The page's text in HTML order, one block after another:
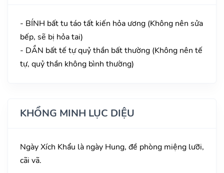
- BÍNH bất tu táo tất kiến hỏa ương (Không nên sửa
bếp, sẽ bị hỏa tai)
- DẦN bất tế tự quỷ thần bất thường (Không nên tế
tự, quỷ thần không bình thường)
KHỔNG MINH LỤC DIỆU
Ngày Xích Khẩu là ngày Hung, đề phòng miệng lưỡi,
cãi vã.